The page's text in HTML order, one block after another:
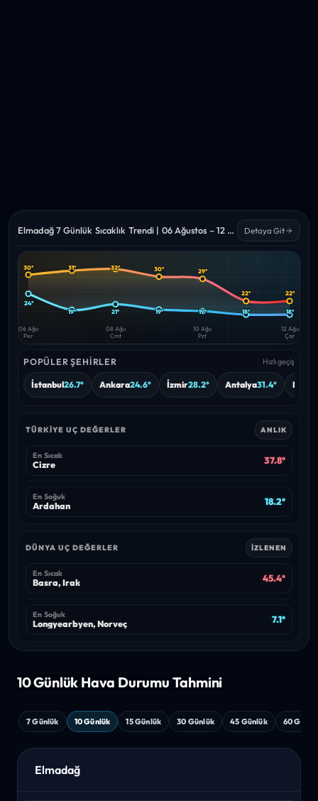
Elmadağ 7 Günlük Sıcaklık Trendi | 06 Ağustos – 12 Ağustos 2026 Detaya Git
Yüksek Düşük
30°
24°
31°
19°
32°
21°
30°
19°
29°
19°
22°
18°
22°
18°
06 Ağu
Per
08 Ağu
Cmt
10 Ağu
Pzt
12 Ağu
Çar
POPÜLER ŞEHIRLER Hızlı geçiş
İstanbul26.7° Ankara24.6° İzmir28.2° Antalya31.4° Bursa
TÜRKIYE UÇ DEĞERLER ANLIK
En Sıcak
Cizre 37.8°
En Soğuk
Ardahan 18.2°
DÜNYA UÇ DEĞERLER İZLENEN
En Sıcak
Basra, Irak 45.4°
En Soğuk
Longyearbyen, Norveç 7.1°
10 Günlük Hava Durumu Tahmini
7 Günlük 10 Günlük 15 Günlük 30 Günlük 45 Günlük 60
Elmadağ